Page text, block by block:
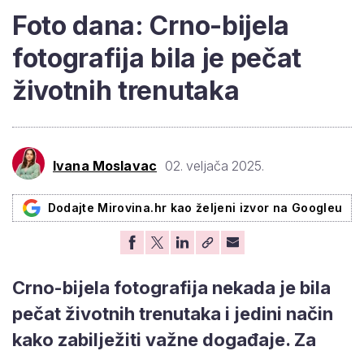
Foto dana: Crno-bijela
fotografija bila je pečat
životnih trenutaka
Ivana Moslavac 02. veljača 2025.
Dodajte Mirovina.hr kao željeni izvor na Googleu
Crno-bijela fotografija nekada je bila
pečat životnih trenutaka i jedini način
kako zabilježiti važne događaje. Za